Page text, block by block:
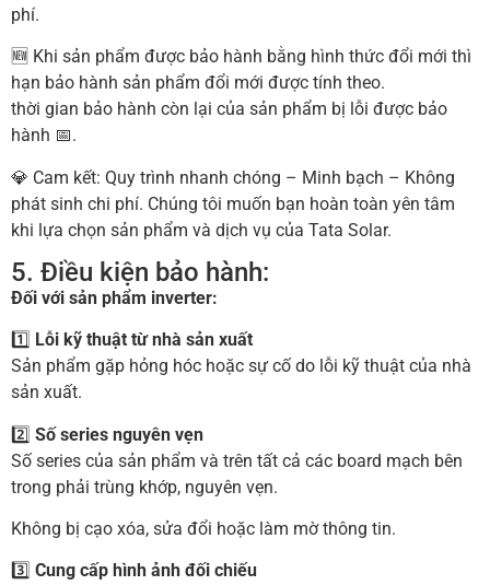
phí.
🆕 Khi sản phẩm được bảo hành bằng hình thức đổi mới thì
hạn bảo hành sản phẩm đổi mới được tính theo.
thời gian bảo hành còn lại của sản phẩm bị lỗi được bảo
hành 📅.
💎 Cam kết: Quy trình nhanh chóng – Minh bạch – Không
phát sinh chi phí. Chúng tôi muốn bạn hoàn toàn yên tâm
khi lựa chọn sản phẩm và dịch vụ của Tata Solar.
5. Điều kiện bảo hành:
Đối với sản phẩm inverter:
1️⃣ Lỗi kỹ thuật từ nhà sản xuất
Sản phẩm gặp hỏng hóc hoặc sự cố do lỗi kỹ thuật của nhà
sản xuất.
2️⃣ Số series nguyên vẹn
Số series của sản phẩm và trên tất cả các board mạch bên
trong phải trùng khớp, nguyên vẹn.
Không bị cạo xóa, sửa đổi hoặc làm mờ thông tin.
3️⃣ Cung cấp hình ảnh đối chiếu